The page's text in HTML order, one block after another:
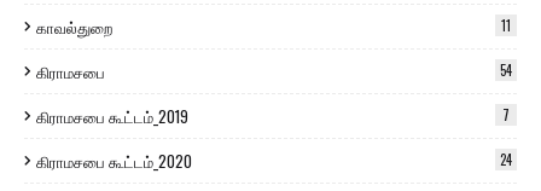
காவல்துறை 11
கிராமசபை 54
கிராமசபை கூட்டம்_2019 7
கிராமசபை கூட்டம்_2020 24